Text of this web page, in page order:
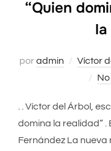
“Quien
poradmin Víctor
. . Víctor del Árbol,
domina la realidad” .
Fernández La